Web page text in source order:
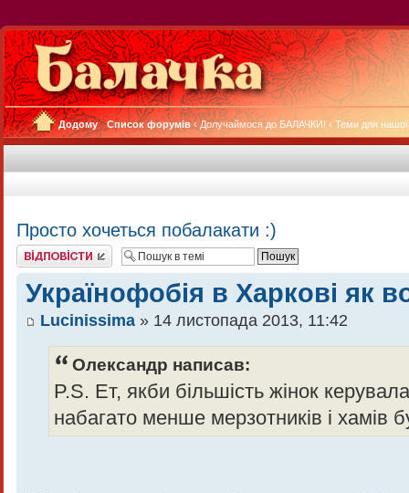
Додому Список форумів ‹ Долучаймося до БАЛАЧКИ! ‹ Теми для
Просто хочеться побалакати :)
Відповісти
Українофобія в Харкові як
Lucinissima » 14 листопада 2013, 11:42
Олександр написав:
P.S. Ет, якби більшість жінок
набагато менше мерзотників і хамів